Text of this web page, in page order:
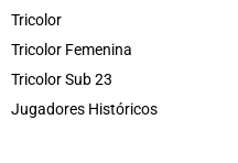
Tricolor
Tricolor Femenina
Tricolor Sub 23
Jugadores Históricos